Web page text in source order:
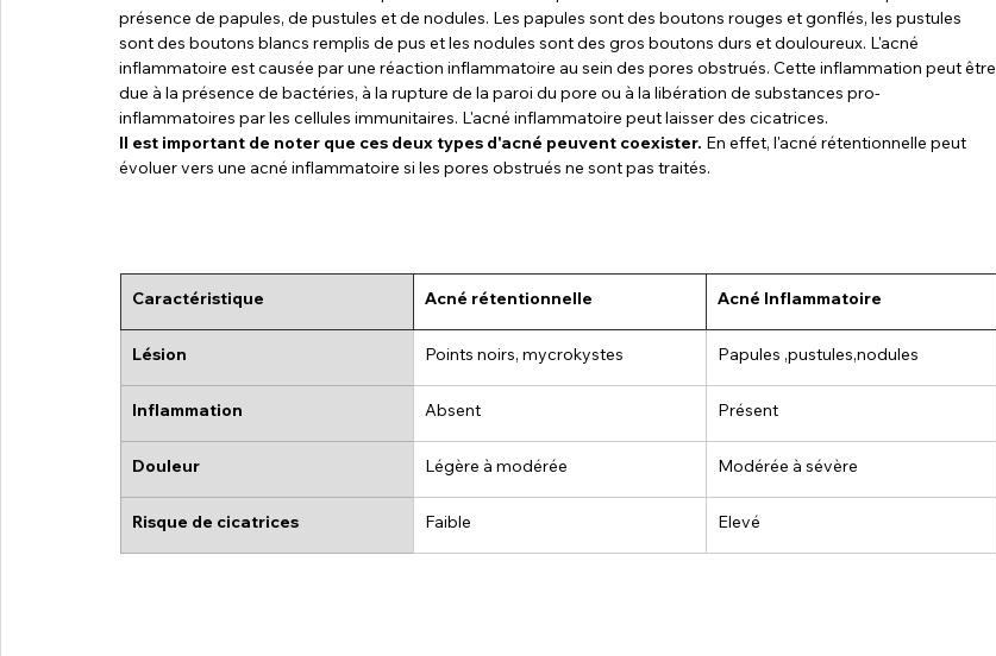
présence de papules, de pustules et de nodules. Les papules sont des boutons rouges et gonflés, les pustules
sont des boutons blancs remplis de pus et les nodules sont des gros boutons durs et douloureux. L'acné
inflammatoire est causée par une réaction inflammatoire au sein des pores obstrués. Cette inflammation peut être
due à la présence de bactéries, à la rupture de la paroi du pore ou à la libération de substances pro-
inflammatoires par les cellules immunitaires. L'acné inflammatoire peut laisser des cicatrices.
Il est important de noter que ces deux types d'acné peuvent coexister. En effet, l'acné rétentionnelle peut
évoluer vers une acné inflammatoire si les pores obstrués ne sont pas traités.
Caractéristique Acné rétentionnelle Acné Inflammatoire
Lésion Points noirs, mycrokystes Papules ,pustules,nodules
Inflammation Absent Présent
Douleur Légère à modérée Modérée à sévère
Risque de cicatrices Faible Elevé